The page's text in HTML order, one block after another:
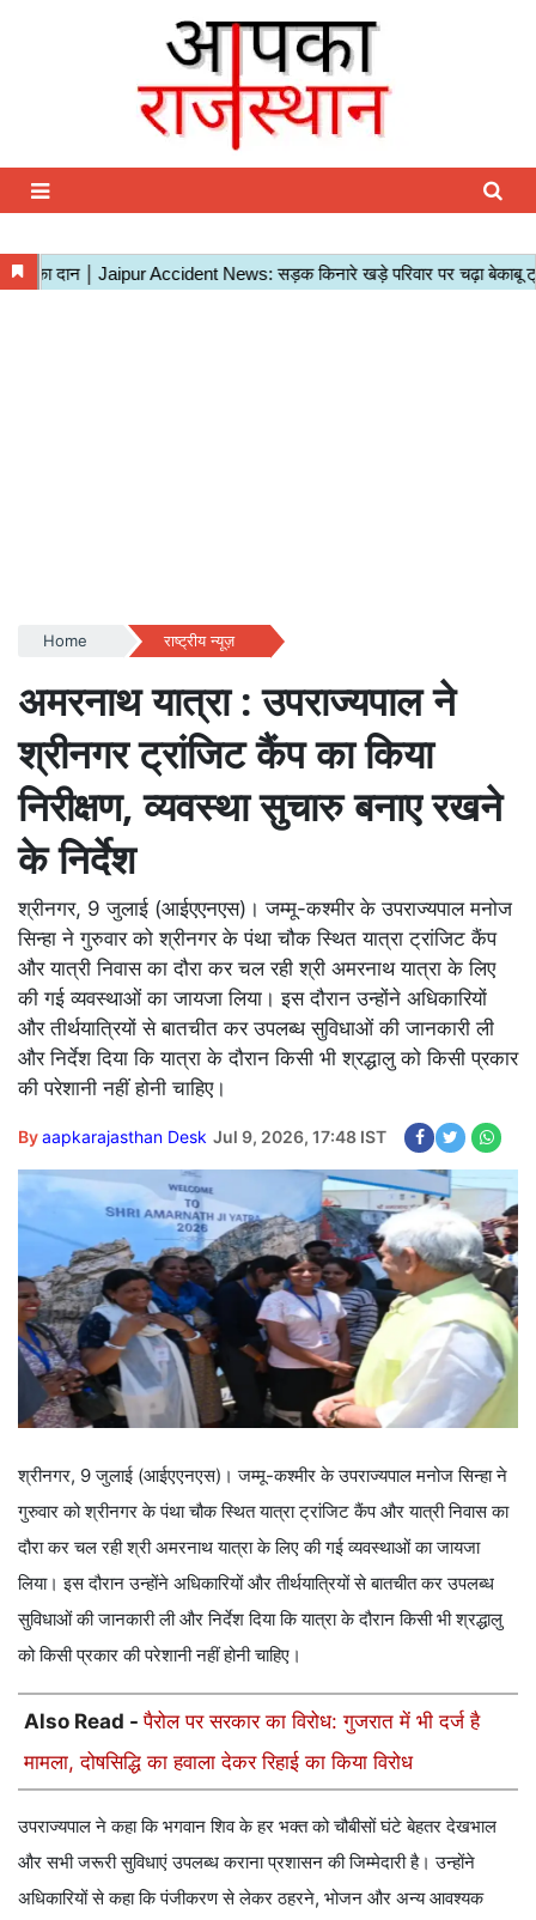
Home राष्ट्रीय न्यूज़
अमरनाथ यात्रा : उपराज्यपाल ने
श्रीनगर ट्रांजिट कैंप का किया
निरीक्षण, व्यवस्था सुचारु बनाए रखने
के निर्देश
श्रीनगर, 9 जुलाई (आईएएनएस)। जम्मू-कश्मीर के उपराज्यपाल मनोज
सिन्हा ने गुरुवार को श्रीनगर के पंथा चौक स्थित यात्रा ट्रांजिट कैंप
और यात्री निवास का दौरा कर चल रही श्री अमरनाथ यात्रा के लिए
की गई व्यवस्थाओं का जायजा लिया। इस दौरान उन्होंने अधिकारियों
और तीर्थयात्रियों से बातचीत कर उपलब्ध सुविधाओं की जानकारी ली
और निर्देश दिया कि यात्रा के दौरान किसी भी श्रद्धालु को किसी प्रकार
की परेशानी नहीं होनी चाहिए।
Byaapkarajasthan Desk Jul 9, 2026, 17:48 IST
श्रीनगर, 9 जुलाई (आईएएनएस)। जम्मू-कश्मीर के उपराज्यपाल मनोज सिन्हा ने
गुरुवार को श्रीनगर के पंथा चौक स्थित यात्रा ट्रांजिट कैंप और यात्री निवास का
दौरा कर चल रही श्री अमरनाथ यात्रा के लिए की गई व्यवस्थाओं का जायजा
लिया। इस दौरान उन्होंने अधिकारियों और तीर्थयात्रियों से बातचीत कर उपलब्ध
सुविधाओं की जानकारी ली और निर्देश दिया कि यात्रा के दौरान किसी भी श्रद्धालु
को किसी प्रकार की परेशानी नहीं होनी चाहिए।
Also Read -पैरोल पर सरकार का विरोध: गुजरात में भी दर्ज है
मामला, दोषसिद्धि का हवाला देकर रिहाई का किया विरोध
उपराज्यपाल ने कहा कि भगवान शिव के हर भक्त को चौबीसों घंटे बेहतर देखभाल
और सभी जरूरी सुविधाएं उपलब्ध कराना प्रशासन की जिम्मेदारी है। उन्होंने
अधिकारियों से कहा कि पंजीकरण से लेकर ठहरने, भोजन और अन्य आवश्यक